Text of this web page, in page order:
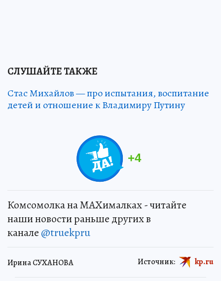
СЛУШАЙТЕ ТАКЖЕ
Стас Михайлов — про испытания, воспитание
детей и отношение к Владимиру Путину
+4
Комсомолка на MAXималках - читайте
наши новости раньше других в
канале @truekpru
Ирина СУХАНОВА Источник: kp.ru